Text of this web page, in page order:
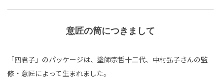
意匠の筒につきまして
「四君子」のパッケージは、塗師宗哲十二代、中村弘子さんの監
修・意匠によって生まれました。